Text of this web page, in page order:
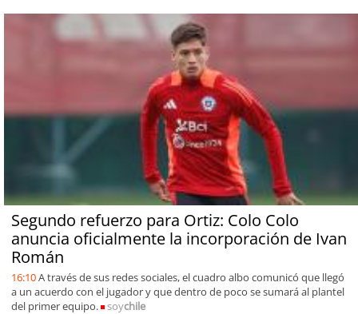
Segundo refuerzo para Ortiz: Colo Colo
anuncia oficialmente la incorporación de Ivan
Román
16:10A través de sus redes sociales, el cuadro albo comunicó que llegó
a un acuerdo con el jugador y que dentro de poco se sumará al plantel
del primer equipo.
soychile